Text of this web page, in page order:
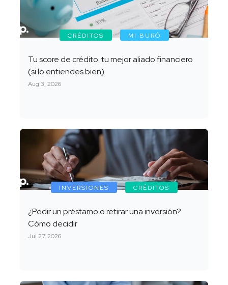
CRÉDITOS MI BURÓ
Tu score de crédito: tu mejor aliado financiero
(si lo entiendes bien)
Aug 3, 2026
INVERSIONES CRÉDITOS
¿Pedir un préstamo o retirar una inversión?
Cómo decidir
Jul 27, 2026